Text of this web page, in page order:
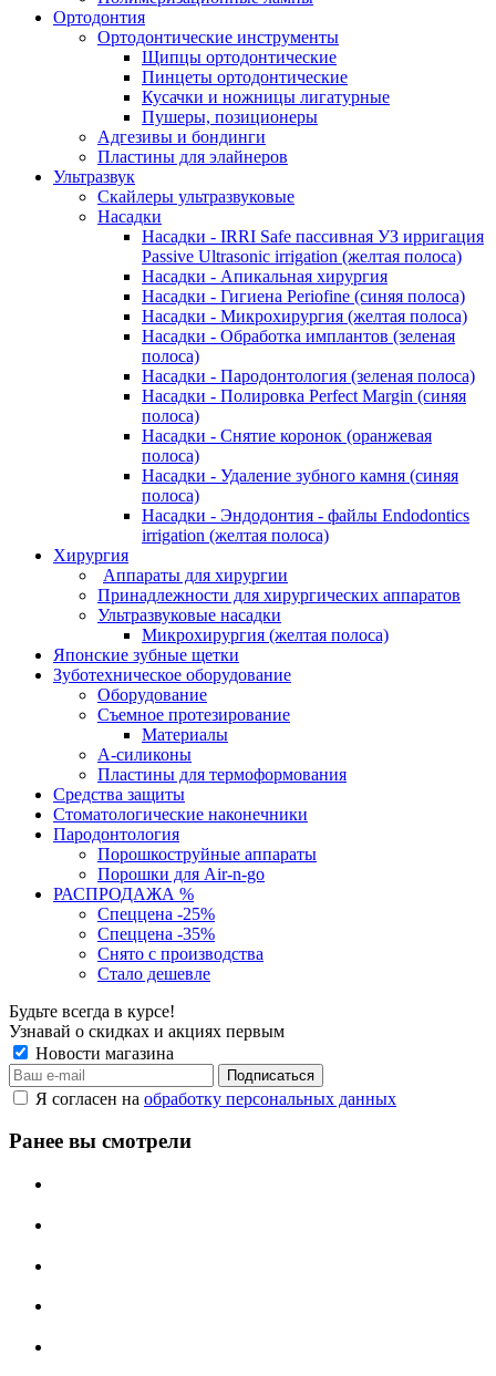
Ортодонтия
Ортодонтические инструменты
Щипцы ортодонтические
Пинцеты ортодонтические
Кусачки и ножницы лигатурные
Пушеры, позиционеры
Адгезивы и бондинги
Пластины для элайнеров
Ультразвук
Скайлеры ультразвуковые
Насадки
Насадки - IRRI Safe пассивная УЗ ирригация
Passive Ultrasonic irrigation (желтая полоса)
Насадки - Апикальная хирургия
Насадки - Гигиена Periofine (синяя полоса)
Насадки - Микрохирургия (желтая полоса)
Насадки - Обработка имплантов (зеленая
полоса)
Насадки - Пародонтология (зеленая полоса)
Насадки - Полировка Perfect Margin (синяя
полоса)
Насадки - Снятие коронок (оранжевая
полоса)
Насадки - Удаление зубного камня (синяя
полоса)
Насадки - Эндодонтия - файлы Endodontics
irrigation (желтая полоса)
Хирургия
Аппараты для хирургии
Принадлежности для хирургических аппаратов
Ультразвуковые насадки
Микрохирургия (желтая полоса)
Японские зубные щетки
Зуботехническое оборудование
Оборудование
Съемное протезирование
Материалы
А-силиконы
Пластины для термоформования
Средства защиты
Стоматологические наконечники
Пародонтология
Порошкоструйные аппараты
Порошки для Air-n-go
РАСПРОДАЖА %
Спеццена -25%
Спеццена -35%
Снято с производства
Стало дешевле
Будьте всегда в курсе!
Узнавай о скидках и акциях первым
Новости магазина
Я согласен на обработку персональных данных
Ранее вы смотрели